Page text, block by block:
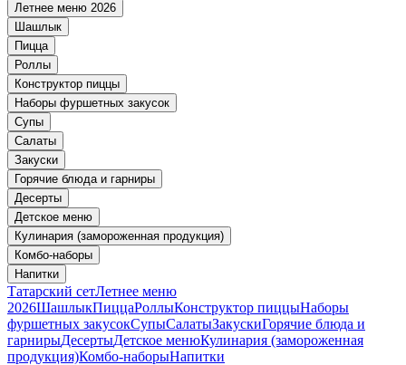
Летнее меню 2026
Шашлык
Пицца
Роллы
Конструктор пиццы
Наборы фуршетных закусок
Супы
Салаты
Закуски
Горячие блюда и гарниры
Десерты
Детское меню
Кулинария (замороженная продукция)
Комбо-наборы
Напитки
Татарский сетЛетнее меню
2026ШашлыкПиццаРоллыКонструктор пиццыНаборы
фуршетных закусокСупыСалатыЗакускиГорячие блюда и
гарнирыДесертыДетское менюКулинария (замороженная
продукция)Комбо-наборыНапитки